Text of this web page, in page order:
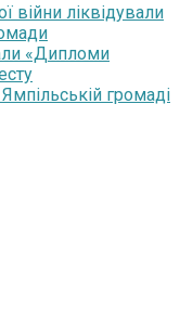
війни ліквідували
«Дипломи
громаді